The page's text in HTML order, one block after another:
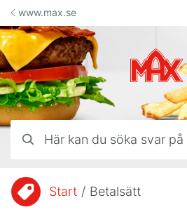
Hoppa till innehåll
Här kan du söka svar på din fråga!
www.max.se
Du är här:Start / Betalsätt